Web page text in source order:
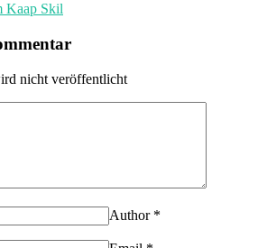
Kaap Skil
nicht veröffentlicht
Author *